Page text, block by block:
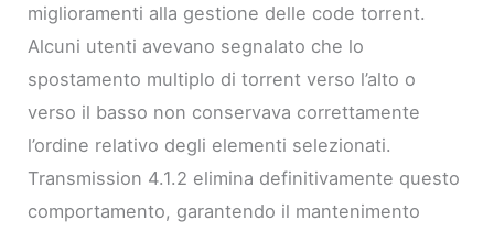
miglioramenti alla gestione delle code torrent.
Alcuni utenti avevano segnalato che lo
spostamento multiplo di torrent verso l’alto o
verso il basso non conservava correttamente
l’ordine relativo degli elementi selezionati.
Transmission 4.1.2 elimina definitivamente questo
comportamento, garantendo il mantenimento